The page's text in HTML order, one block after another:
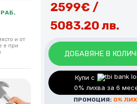
и от
е при
2599€ /
5083.20 лв.
Добавете
монтаж.
ДОБАВЯНЕ В
Купи с
0% лихва за 6
ПРОМОЦИЯ: 0%